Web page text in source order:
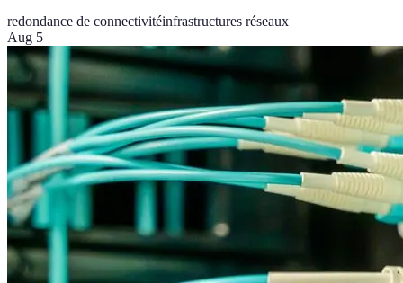
redondance de connectivitéinfrastructures réseaux
Aug 5